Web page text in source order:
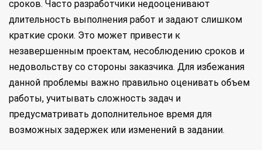
сроков. Часто разработчики недооценивают
длительность выполнения работ и задают слишком
краткие сроки. Это может привести к
незавершенным проектам, несоблюдению сроков и
недовольству со стороны заказчика. Для избежания
данной проблемы важно правильно оценивать объем
работы, учитывать сложность задач и
предусматривать дополнительное время для
возможных задержек или изменений в задании.